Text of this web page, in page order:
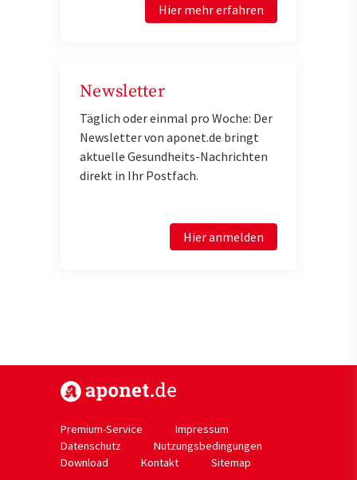
Hier mehr erfahren
Newsletter
Täglich oder einmal pro Woche: Der
Newsletter von aponet.de bringt
aktuelle Gesundheits-Nachrichten
direkt in Ihr Postfach.
Hier anmelden
Premium-Service
Impressum
Datenschutz
Nutzungsbedingungen
Download
Kontakt Sitemap